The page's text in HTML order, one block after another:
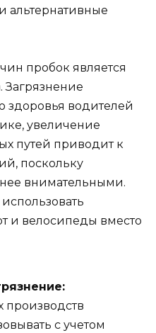
альтернативные
пробок является
Загрязнение
здоровья водителей
увеличение
путей приводит к
поскольку
внимательными.
и велосипеды вместо
производств
с учетом